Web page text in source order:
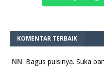
KOMENTAR TERBAIK
NN: Bagus puisinya. Suka